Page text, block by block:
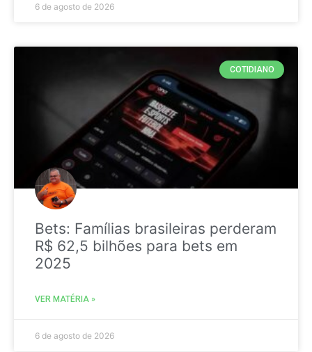
6 de agosto de 2026
COTIDIANO
Bets: Famílias brasileiras perderam
R$ 62,5 bilhões para bets em
2025
VER MATÉRIA »
6 de agosto de 2026